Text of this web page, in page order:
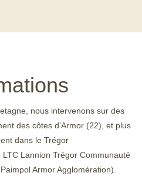
nous intervenons sur des
des côtes d'Armor (22), et plus
dans le Trégor
Lannion Trégor Communauté
Armor Agglomération).